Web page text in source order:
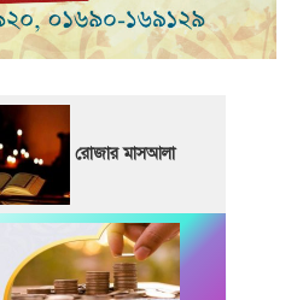
রোজার মাসআলা